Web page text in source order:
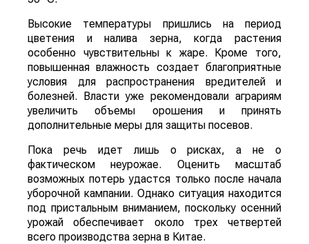
Высокие температуры пришлись на период
цветения и налива зерна, когда растения
особенно чувствительны к жаре. Кроме того,
повышенная влажность создает благоприятные
условия для распространения вредителей и
болезней. Власти уже рекомендовали аграриям
увеличить объемы орошения и принять
дополнительные меры для защиты посевов.
Пока речь идет лишь о рисках, а не о
фактическом неурожае. Оценить масштаб
возможных потерь удастся только после начала
уборочной кампании. Однако ситуация находится
под пристальным вниманием, поскольку осенний
урожай обеспечивает около трех четвертей
всего производства зерна в Китае.